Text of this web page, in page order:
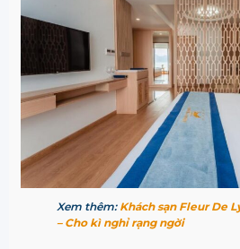
Xem thêm: Khách sạn Fleur De
– Cho kì nghỉ rạng ngời